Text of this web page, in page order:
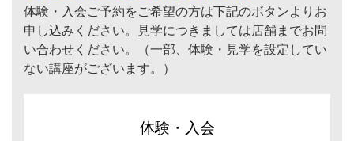
体験・入会ご予約をご希望の方は下記のボタンよりお
申し込みください。見学につきましては店舗までお問
い合わせください。（一部、体験・見学を設定してい
ない講座がございます。）
体験・入会